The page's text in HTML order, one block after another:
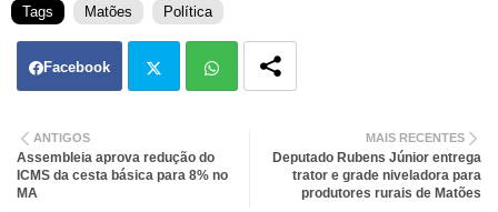
Tags Matões Política
Facebook
ter atsa
MAIS RECENTES
Deputado Rubens Júnior entrega
trator e grade niveladora para
produtores rurais de Matões
ANTIGOS
Assembleia aprova redução do
ICMS da cesta básica para 8% no
MA